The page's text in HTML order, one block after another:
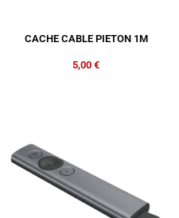
CACHE CABLE PIETON 1M
5,00 €